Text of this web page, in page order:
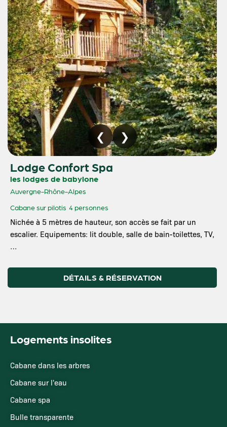
Lodge Confort Spa
les lodges de babylone
Auvergne-Rhône-Alpes
Cabane sur pilotis 4 personnes
Nichée à 5 mètres de hauteur, son accès se fait par un
escalier. Equipements: lit double, salle de bain-toilettes, TV,
…
DÉTAILS & RÉSERVATION
Logements insolites
Cabane dans les arbres
Cabane sur l'eau
Cabane spa
Bulle transparente